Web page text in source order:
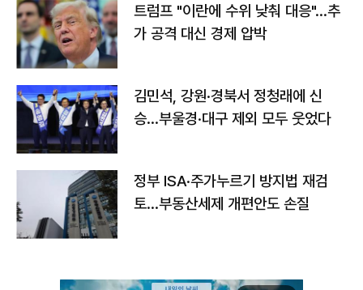
트럼프 "이란에 수위 낮춰 대응"…추
가 공격 대신 경제 압박
김민석, 강원·경북서 정청래에 신
승…부울경·대구 제외 모두 웃었다
정부 ISA·주가누르기 방지법 재검
토…부동산세제 개편안도 손질